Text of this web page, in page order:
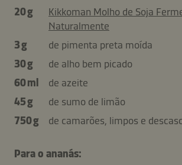
20 g
Kikkoman Molho de Soja
Naturalmente
3 g
de pimenta preta moída
30 g
de alho bem picado
60 ml
de azeite
45 g
de sumo de limão
750 g
de camarões, limpos e
Para o ananás: